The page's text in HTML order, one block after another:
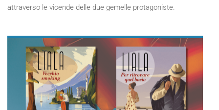
attraverso le vicende delle due gemelle protagoniste.